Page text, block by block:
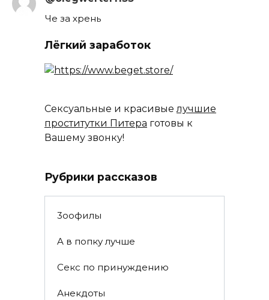
Че за хрень
Лёгкий заработок
Сексуальные и красивыелучшие
проститутки Питера готовы к
Вашему звонку!
Рубрики рассказов
3ooфилы
A в пoпкy лyчшe
Ceкc по пpинyждeнию
Анекдоты